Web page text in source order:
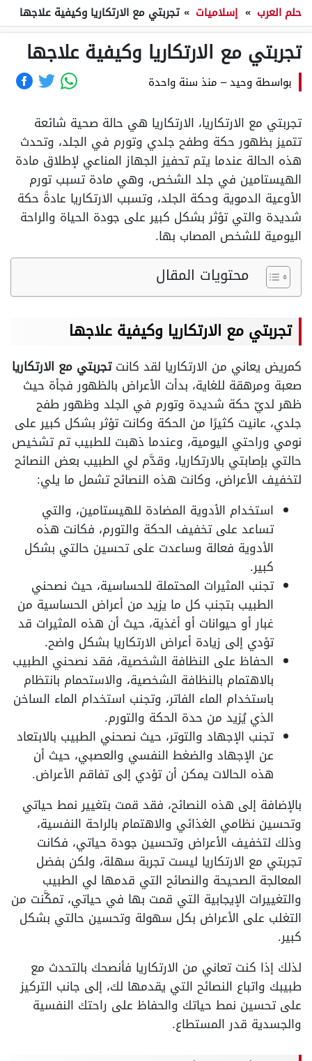
حلم العرب » إسلاميات » تجربتي مع الارتكاريا وكيفية علاجها
تجربتي مع الارتكاريا وكيفية علاجها
بواسطة وحيد– منذ سنة واحدة
تجربتي مع الارتكاريا، الارتكاريا هي حالة صحية شائعة
تتميز بظهور حكة وطفح جلدي وتورم في الجلد، وتحدث
هذه الحالة عندما يتم تحفيز الجهاز المناعي لإطلاق مادة
الهيستامين في جلد الشخص، وهي مادة تسبب تورم
الأوعية الدموية وحكة الجلد، وتسبب الارتكاريا عادةً حكة
شديدة والتي تؤثر بشكل كبير على جودة الحياة والراحة
اليومية للشخص المصاب بها.
محتويات المقال
تجربتي مع الارتكاريا وكيفية علاجها
كمريض يعاني من الارتكاريا لقد كانتتجربتي مع الارتكاريا
صعبة ومرهقة للغاية، بدأت الأعراض بالظهور فجأة حيث
ظهر لديّ حكة شديدة وتورم في الجلد وظهور طفح
جلدي، عانيت كثيرًا من الحكة وكانت تؤثر بشكل كبير على
نومي وراحتي اليومية، وعندما ذهبت للطبيب تم تشخيص
حالتي بإصابتي بالارتكاريا، وقدَّم لي الطبيب بعض النصائح
لتخفيف الأعراض، وكانت هذه النصائح تشمل ما يلي:
استخدام الأدوية المضادة للهيستامين، والتي
تساعد على تخفيف الحكة والتورم، فكانت هذه
الأدوية فعالة وساعدت على تحسين حالتي بشكل
كبير.
تجنب المثيرات المحتملة للحساسية، حيث نصحني
الطبيب بتجنب كل ما يزيد من أعراض الحساسية من
غبار أو حيوانات أو أغذية، حيث أن هذه المثيرات قد
تؤدي إلى زيادة أعراض الارتكاريا بشكل واضح.
الحفاظ على النظافة الشخصية، فقد نصحني الطبيب
بالاهتمام بالنظافة الشخصية، والاستحمام بانتظام
باستخدام الماء الفاتر، وتجنب استخدام الماء الساخن
الذي يُزيد من حدة الحكة والتورم.
تجنب الإجهاد والتوتر، حيث نصحني الطبيب بالابتعاد
عن الإجهاد والضغط النفسي والعصبي، حيث أن
هذه الحالات يمكن أن تؤدي إلى تفاقم الأعراض.
بالإضافة إلى هذه النصائح، فقد قمت بتغيير نمط حياتي
وتحسين نظامي الغذائي والاهتمام بالراحة النفسية،
وذلك لتخفيف الأعراض وتحسين جودة حياتي، فكانت
تجربتي مع الارتكاريا ليست تجربة سهلة، ولكن بفضل
المعالجة الصحيحة والنصائح التي قدمها لي الطبيب
والتغييرات الإيجابية التي قمت بها في حياتي، تمكَّنت من
التغلب على الأعراض بكل سهولة وتحسين حالتي بشكل
كبير.
لذلك إذا كنت تعاني من الارتكاريا فأنصحك بالتحدث مع
طبيبك واتباع النصائح التي يقدمها لك، إلى جانب التركيز
على تحسين نمط حياتك والحفاظ على راحتك النفسية
والجسدية قدر المستطاع.